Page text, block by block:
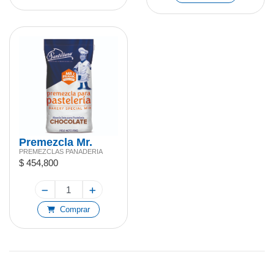
Premezcla Mr.
Frank Chocolate
25kg
PREMEZCLAS PANADERIA
$ 454,800
Comprar